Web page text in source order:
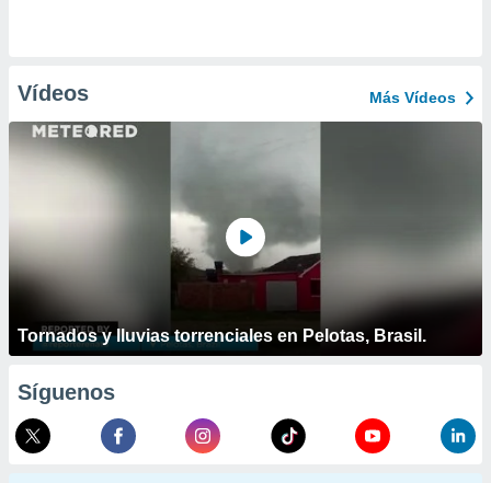
Vídeos Más Vídeos
Tornados y lluvias torrenciales en Pelotas, Brasil.
Síguenos